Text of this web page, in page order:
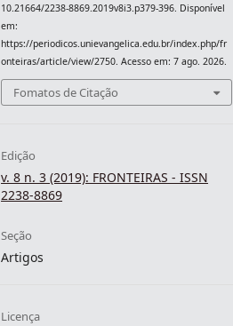
10.21664/2238-8869.2019v8i3.p379-396. Disponível
em:
https://periodicos.unievangelica.edu.br/index.php/fr
onteiras/article/view/2750. Acesso em: 7 ago. 2026.
Fomatos de Citação
Edição
v. 8 n. 3 (2019): FRONTEIRAS - ISSN
2238-8869
Seção
Artigos
Licença